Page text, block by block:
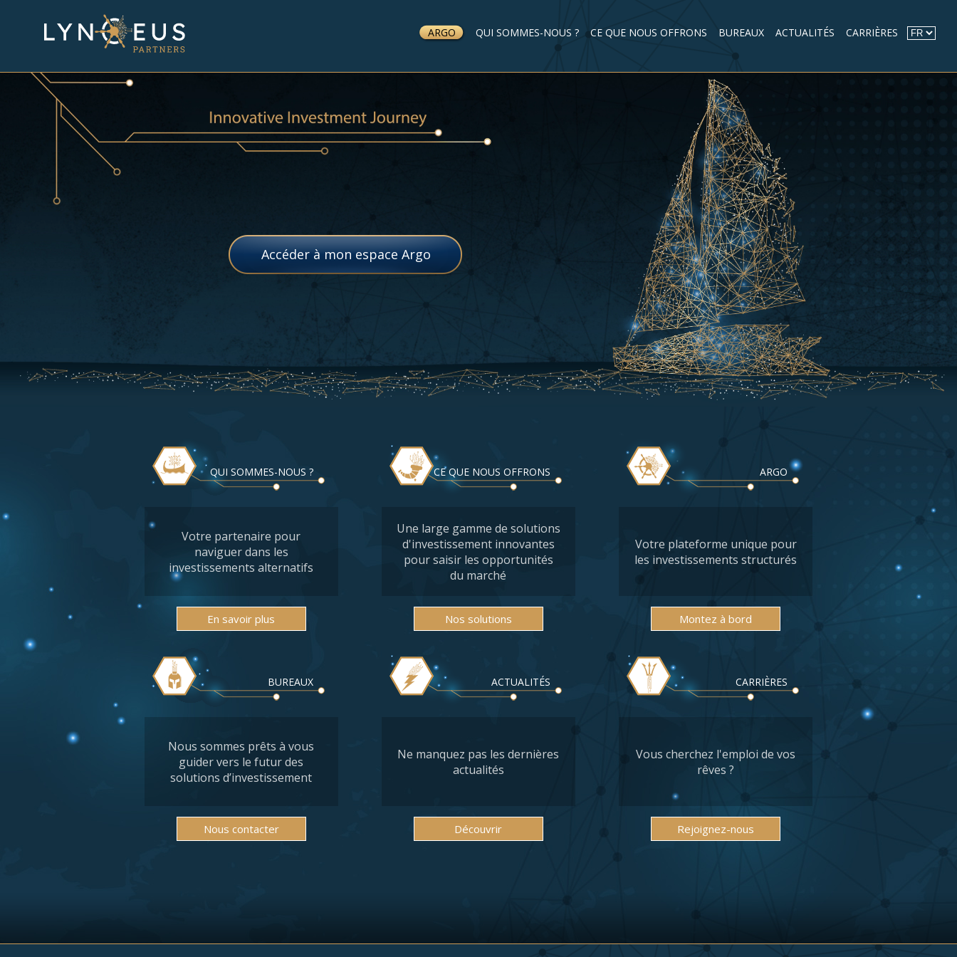
ARGO QUI SOMMES-NOUS ? CE QUE NOUS OFFRONS BUREAUX ACTUALITÉS CARRIÈRES
Accéder à mon espace Argo
QUI SOMMES-NOUS ?
Votre partenaire pour
naviguer dans les
investissements alternatifs
En savoir plus
CE QUE NOUS OFFRONS
Une large gamme de solutions
d'investissement innovantes
pour saisir les opportunités
du marché
Nos solutions
ARGO
Votre plateforme unique pour
les investissements structurés
Montez à bord
BUREAUX
Nous sommes prêts à vous
guider vers le futur des
solutions d’investissement
Nous contacter
ACTUALITÉS
Ne manquez pas les dernières
actualités
Découvrir
CARRIÈRES
Vous cherchez l'emploi de vos
rêves ?
Rejoignez-nous